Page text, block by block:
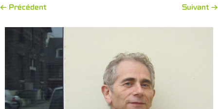
← Précédent Suivant →